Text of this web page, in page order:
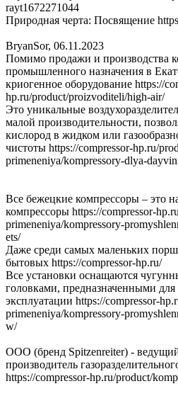
rayt1672271044
Природная черта: Посвящение
BryanSor, 06.11.2023
Помимо продажи и производства
промышленного назначения в
криогенное оборудование https://
hp.ru/product/proizvoditeli/high-air/
Это уникальные
малой производительности,
кислород в жидком или
чистоты https://compressor-hp.ru/
primeneniya/kompressory-dlya-
Все бежецкие компрессоры – это
компрессоры https://compressor-
primeneniya/kompressory-
ets/
Даже среди самых маленьких
бытовых https://compressor-hp.ru/
Все установки оснащаются
головками, предназначенными
эксплуатации https://compressor-
primeneniya/kompressory-
w/
ООО (бренд Spitzenreiter) -
производитель
https://compressor-hp.ru/product/